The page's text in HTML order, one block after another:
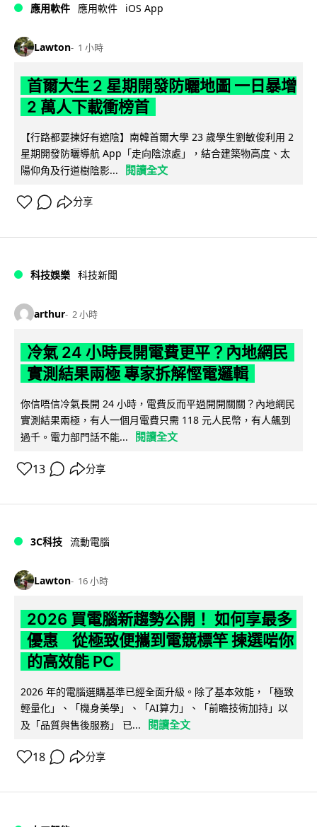
應用軟件 應用軟件 iOS App
Lawton 1 小時
首爾大生 2 星期開發防曬地圖 一日暴增
2 萬人下載衝榜首
【行路都要揀好有遮陰】南韓首爾大學 23 歲學生劉敏俊利用 2
星期開發防曬導航 App「走向陰涼處」，結合建築物高度、太
陽仰角及行道樹陰影...
閱讀全文
分享
科技娛樂 科技新聞
arthur 2 小時
冷氣 24 小時長開電費更平？內地網民
實測結果兩極 專家拆解慳電邏輯
你信唔信冷氣長開 24 小時，電費反而平過開開關關？內地網民
實測結果兩極，有人一個月電費只需 118 元人民幣，有人飆到
過千。電力部門話不能...
閱讀全文
13 分享
3C科技 流動電腦
Lawton 16 小時
2026 買電腦新趨勢公開！ 如何享最多
優惠 從極致便攜到電競標竿 揀選啱你
的高效能 PC
2026 年的電腦選購基準已經全面升級。除了基本效能，「極致
輕量化」、「機身美學」、「AI算力」、「前瞻技術加持」以
及「品質與售後服務」 已...
閱讀全文
18 分享